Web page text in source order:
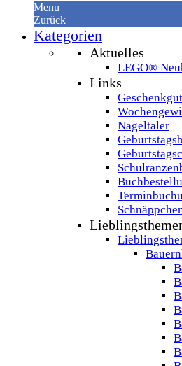
Menu
Zurück
Kategorien
Aktuelles
LEGO®
Links
Nageltaler